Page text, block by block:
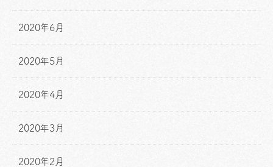
2020年6月
2020年5月
2020年4月
2020年3月
2020年2月